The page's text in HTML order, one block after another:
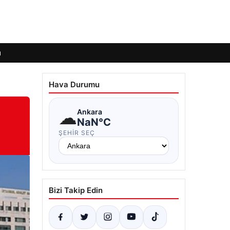
Hava Durumu
☁Ankara
NaN°C
ŞEHIR SEÇ
Bizi Takip Edin